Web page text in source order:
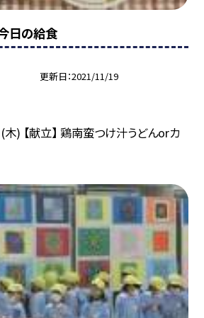
日の給食
更新日 2021/11/19
木) 【献立】 鶏南蛮つけ汁うどんorカ